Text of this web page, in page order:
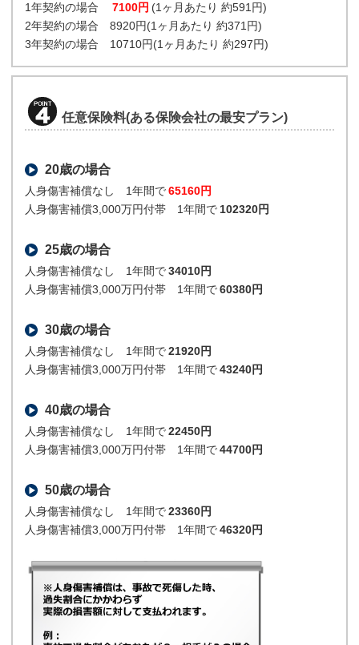
1年契約の場合
7100円 (1ヶ月あたり 約591円)
2年契約の場合 8920円(1ヶ月あたり 約371円)
3年契約の場合 10710円(1ヶ月あたり 約297円)
任意保険料(ある保険会社の最安プラン)
20歳の場合
人身傷害補償なし 1年間で65160円
人身傷害補償3,000万円付帯 1年間で 102320円
25歳の場合
人身傷害補償なし 1年間で34010円
人身傷害補償3,000万円付帯 1年間で60380円
30歳の場合
人身傷害補償なし 1年間で21920円
人身傷害補償3,000万円付帯 1年間で43240円
40歳の場合
人身傷害補償なし 1年間で22450円
人身傷害補償3,000万円付帯 1年間で44700円
50歳の場合
人身傷害補償なし 1年間で23360円
人身傷害補償3,000万円付帯 1年間で46320円